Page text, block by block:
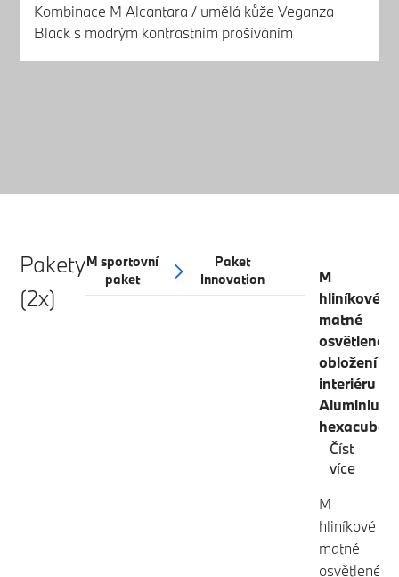
Kombinace M Alcantara / umělá kůže Veganza
Black s modrým kontrastním prošíváním
Pakety
(2x)
M sportovní
paket
Paket
Innovation
M
hliníkové
matné
osvětlené
obložení
interiéru
Aluminium
hexacube
Číst
více
M
hliníkové
matné
osvětlené